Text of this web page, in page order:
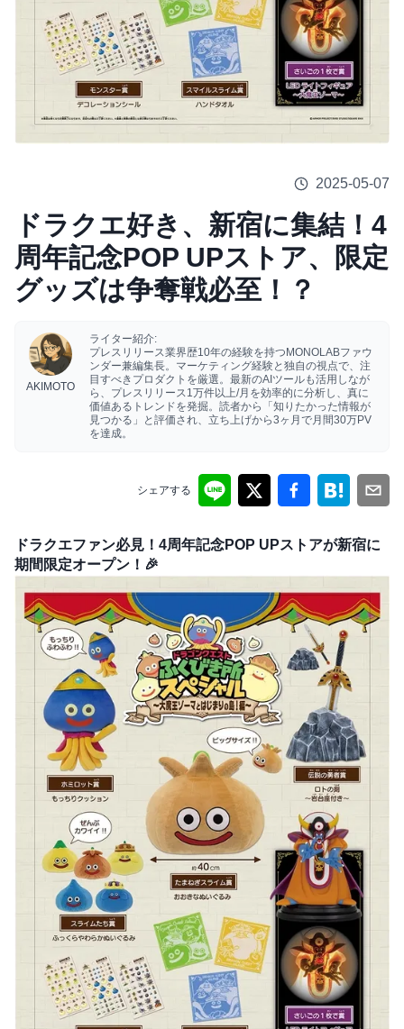
2025-05-07
ドラクエ好き、新宿に集結！4
周年記念POP UPストア、限定
グッズは争奪戦必至！？
AKIMOTO
ライター紹介:
プレスリリース業界歴10年の経験を持つMONOLABファウ
ンダー兼編集長。マーケティング経験と独自の視点で、注
目すべきプロダクトを厳選。最新のAIツールも活用しなが
ら、プレスリリース1万件以上/月を効率的に分析し、真に
価値あるトレンドを発掘。読者から「知りたかった情報が
見つかる」と評価され、立ち上げから3ヶ月で月間30万PV
を達成。
シェアする
ドラクエファン必見！4周年記念POP UPストアが新宿に
期間限定オープン！🎉